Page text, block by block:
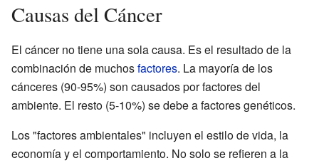
Causas del Cáncer
El cáncer no tiene una sola causa. Es el resultado de la
combinación de muchosfactores. La mayoría de los
cánceres (90-95%) son causados por factores del
ambiente. El resto (5-10%) se debe a factores genéticos.
Los "factores ambientales" incluyen el estilo de vida, la
economía y el comportamiento. No solo se refieren a la